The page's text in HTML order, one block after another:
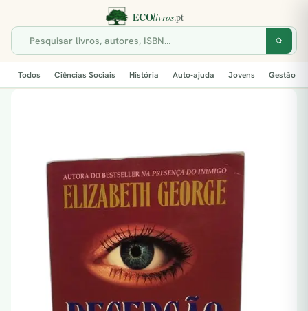
Todos Ciências Sociais História Auto-ajuda Jovens Gestão